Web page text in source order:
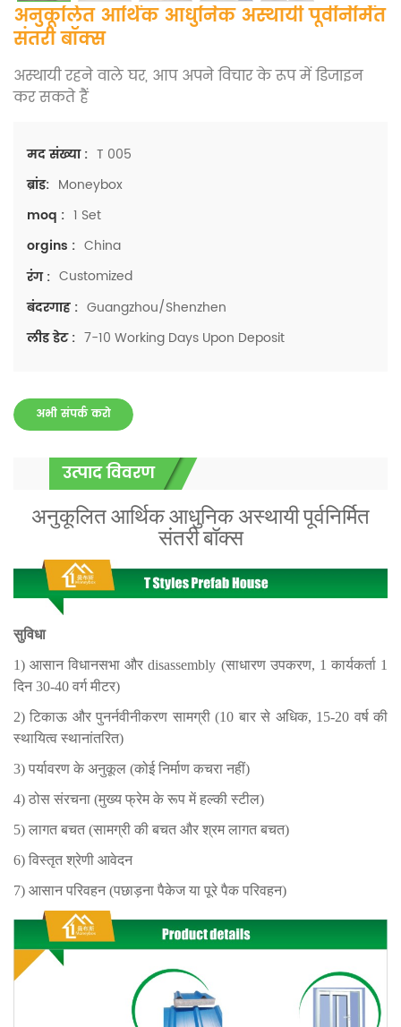
अनुकूलित आर्थिक आधुनिक अस्थायी पूर्वनिर्मित
संतरी बॉक्स
अस्थायी रहने वाले घर, आप अपने विचार के रूप में डिजाइन
कर सकते हैं
मद संख्या : T 005
ब्रांड: Moneybox
moq : 1 Set
orgins : China
रंग : Customized
बंदरगाह : Guangzhou/Shenzhen
लीड डेट : 7-10 Working Days Upon Deposit
अभी संपर्क करो
उत्पाद विवरण
अनुकूलित आर्थिक आधुनिक अस्थायी पूर्वनिर्मित
संतरी बॉक्स
सुविधा
1) आसान विधानसभा और disassembly (साधारण उपकरण, 1 कार्यकर्ता 1
दिन 30-40 वर्ग मीटर)
2) टिकाऊ और पुनर्नवीनीकरण सामग्री (10 बार से अधिक, 15-20 वर्ष की
स्थायित्व स्थानांतरित)
3) पर्यावरण के अनुकूल (कोई निर्माण कचरा नहीं)
4) ठोस संरचना (मुख्य फ्रेम के रूप में हल्की स्टील)
5) लागत बचत (सामग्री की बचत और श्रम लागत बचत)
6) विस्तृत श्रेणी आवेदन
7) आसान परिवहन (पछाड़ना पैकेज या पूरे पैक परिवहन)